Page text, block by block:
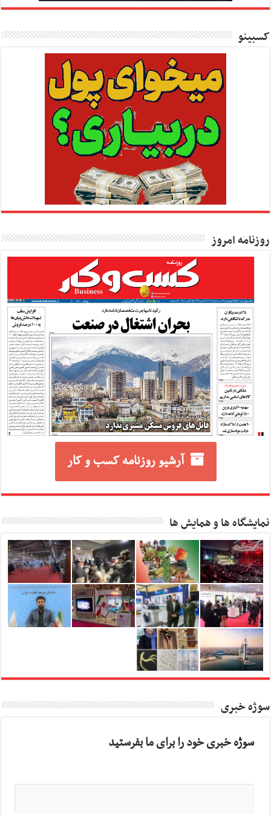
کسبینو
روزنامه امروز
آرشیو روزنامه کسب و کار
نمایشگاه ها و همایش ها
سوژه خبری
سوژه خبری خود را برای ما بفرستید